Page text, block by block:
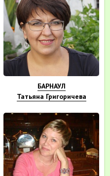
БАРНАУЛ
Татьяна Григоричева